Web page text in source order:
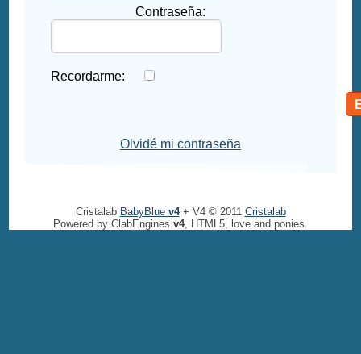
Contraseña:
Recordarme:
Olvidé mi contraseña
Cristalab BabyBlue v4+ V4 © 2011 Cristalab
Powered by ClabEngines v4, HTML5, love and ponies.